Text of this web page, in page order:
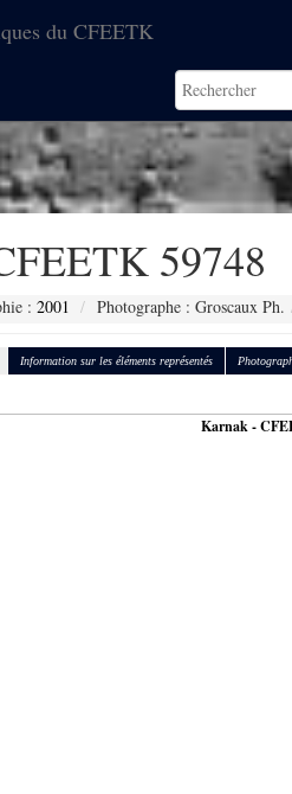
du CFEETK
59748
: 2001 Photographe : Groscaux Ph.
Information sur les éléments représentés